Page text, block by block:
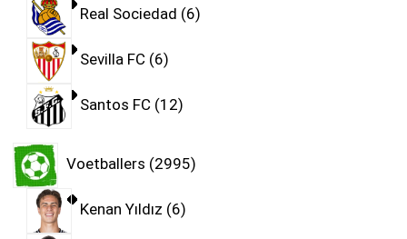
Real Sociedad 6
Sevilla FC 6
Santos FC 12
Voetballers 2995
Kenan Yıldız 6